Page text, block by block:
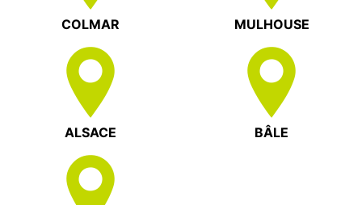
COLMAR MULHOUSE
ALSACE BÂLE